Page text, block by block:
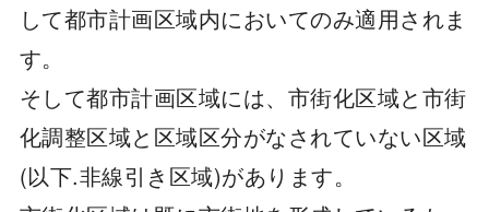
して都市計画区域内においてのみ適用されま
す。
そして都市計画区域には、市街化区域と市街
化調整区域と区域区分がなされていない区域
(以下.非線引き区域)があります。